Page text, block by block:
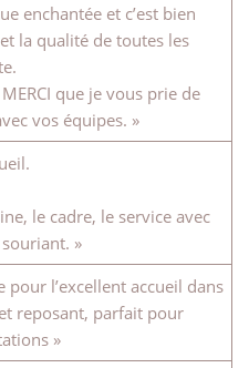
enchantée et c’est bien
la qualité de toutes les
que je vous prie de
vos équipes. »
le cadre, le service avec
»
pour l’excellent accueil dans
reposant, parfait pour
»